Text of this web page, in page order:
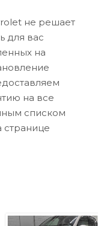
не решает
для вас
на
на все
списком
странице